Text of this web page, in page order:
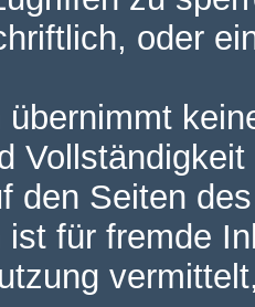
oder
übernimmt
den Seiten
ist für fremde